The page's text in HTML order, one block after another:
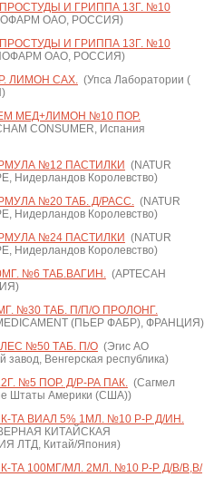
И ГРИППА 13Г. №10
ОАО, РОССИЯ)
И ГРИППА 13Г. №10
ОАО, РОССИЯ)
ЛИМОН САХ.(Упса Лаборатории (
МЕД+ЛИМОН №10 ПОР.
CONSUMER, Испания
№12 ПАСТИЛКИ (NATUR
Нидерландов Королевство)
№20 ТАБ. Д/РАСС.(NATUR
Нидерландов Королевство)
№24 ПАСТИЛКИ (NATUR
Нидерландов Королевство)
№6 ТАБ.ВАГИН.(АРТЕСАН
№30 ТАБ. П/П/О ПРОЛОНГ.
(ПЬЕР ФАБР), ФРАНЦИЯ)
№50 ТАБ. П/О(Эгис АО
завод, Венгерская республика)
№5 ПОР. Д/Р-РА ПАК.(Сагмел
Штаты Америки (США))
ТА ВИАЛ 5% 1МЛ. №10 Р-Р Д/ИН.
КИТАЙСКАЯ
ЛТД, Китай/Япония)
ТА 100МГ/МЛ. 2МЛ. №10 Р-Р Д/В/В,В/